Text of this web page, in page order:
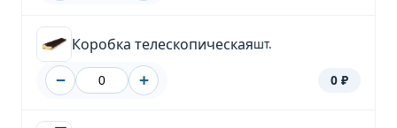
Коробка телескопическаяшт.
− + 0 ₽